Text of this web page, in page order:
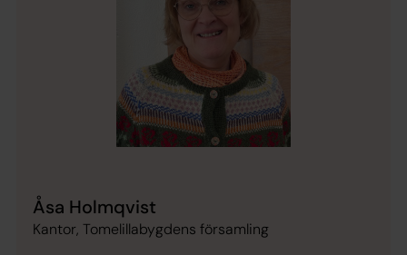
Åsa Holmqvist
Kantor, Tomelillabygdens församling